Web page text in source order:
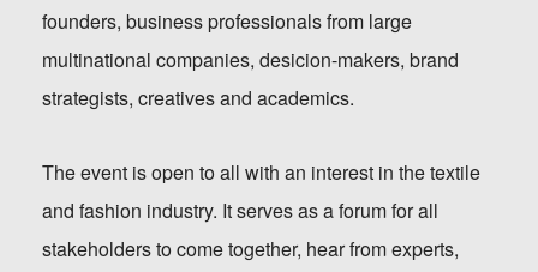
founders, business professionals from large
multinational companies, desicion-makers, brand
strategists, creatives and academics.
The event is open to all with an interest in the textile
and fashion industry. It serves as a forum for all
stakeholders to come together, hear from experts,